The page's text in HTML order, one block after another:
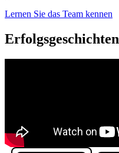
Lernen Sie das Team kennen
Erfolgsgeschichten